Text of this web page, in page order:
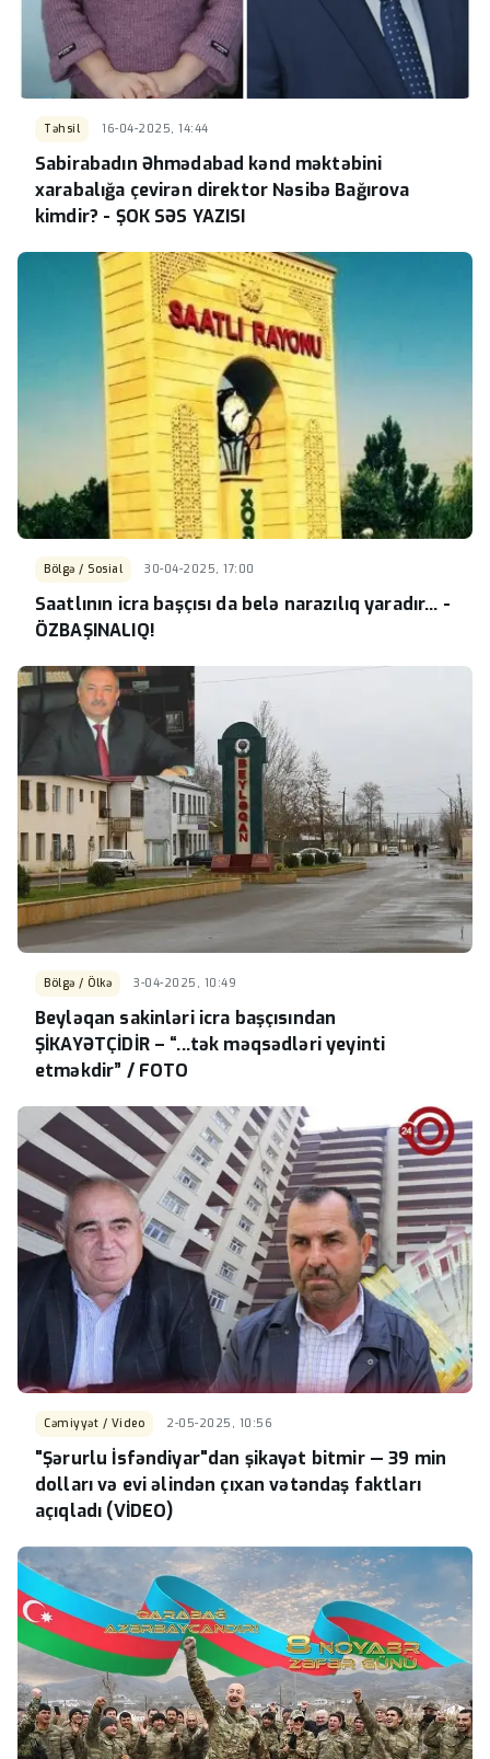
Təhsil 16-04-2025, 14:44
Sabirabadın Əhmədabad kənd məktəbini
xarabalığa çevirən direktor Nəsibə Bağırova
kimdir? - ŞOK SƏS YAZISI
Bölgə / Sosial 30-04-2025, 17:00
Saatlının icra başçısı da belə narazılıq yaradır... -
ÖZBAŞINALIQ!
Bölgə / Ölkə 3-04-2025, 10:49
Beyləqan sakinləri icra başçısından
ŞİKAYƏTÇİDİR – “...tək məqsədləri yeyinti
etməkdir” / FOTO
Cəmiyyət / Video 2-05-2025, 10:56
"Şərurlu İsfəndiyar"dan şikayət bitmir — 39 min
dolları və evi əlindən çıxan vətəndaş faktları
açıqladı (VİDEO)